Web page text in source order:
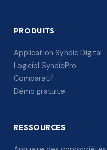
PRODUITS
Application Syndic Digital
Logiciel SyndicPro
Comparatif
Démo gratuite
RESSOURCES